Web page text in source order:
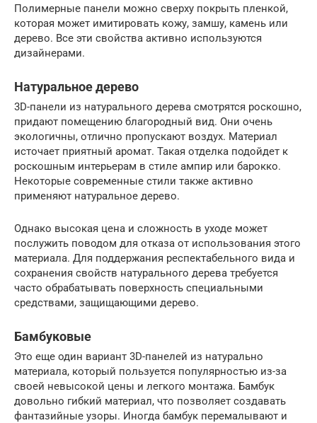
Полимерные панели можно сверху покрыть пленкой,
которая может имитировать кожу, замшу, камень или
дерево. Все эти свойства активно используются
дизайнерами.
Натуральное дерево
3D-панели из натурального дерева смотрятся роскошно,
придают помещению благородный вид. Они очень
экологичны, отлично пропускают воздух. Материал
источает приятный аромат. Такая отделка подойдет к
роскошным интерьерам в стиле ампир или барокко.
Некоторые современные стили также активно
применяют натуральное дерево.
Однако высокая цена и сложность в уходе может
послужить поводом для отказа от использования этого
материала. Для поддержания респектабельного вида и
сохранения свойств натурального дерева требуется
часто обрабатывать поверхность специальными
средствами, защищающими дерево.
Бамбуковые
Это еще один вариант 3D-панелей из натурально
материала, который пользуется популярностью из-за
своей невысокой цены и легкого монтажа. Бамбук
довольно гибкий материал, что позволяет создавать
фантазийные узоры. Иногда бамбук перемалывают и